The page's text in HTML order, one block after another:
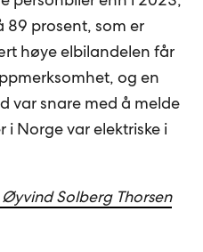
prosent, som er
høye elbilandelen får
og en
var snare med å melde
i Norge var elektriske i
Solberg Thorsen